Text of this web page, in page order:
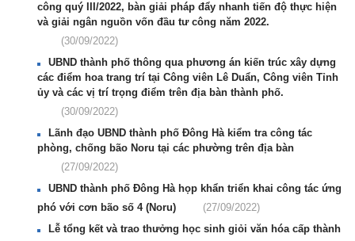
công quý III/2022, bàn giải pháp đẩy nhanh tiến độ thực hiện
và giải ngân nguồn vốn đầu tư công năm 2022.
(30/09/2022)
UBND thành phố thông qua phương án kiến trúc xây dựng
các điểm hoa trang trí tại Công viên Lê Duẩn, Công viên Tỉnh
ủy và các vị trí trọng điểm trên địa bàn thành phố.
(30/09/2022)
Lãnh đạo UBND thành phố Đông Hà kiểm tra công tác
phòng, chống bão Noru tại các phường trên địa bàn
(27/09/2022)
UBND thành phố Đông Hà họp khẩn triển khai công tác ứng
phó với cơn bão số 4 (Noru)
(27/09/2022)
Lễ tổng kết và trao thưởng học sinh giỏi văn hóa cấp thành